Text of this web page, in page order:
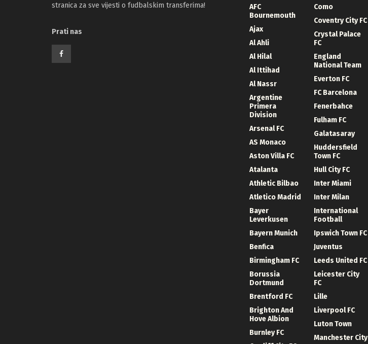
stranica za sve vijesti o fudbalskim transferima!
Prati nas
AFC
Bournemouth
Ajax
Al Ahli
Al Hilal
Al Ittihad
Al Nassr
Argentine
Primera
Division
Arsenal FC
AS Monaco
Aston Villa FC
Atalanta
Athletic Bilbao
Atletico Madrid
Bayer
Leverkusen
Bayern Munich
Benfica
Birmingham FC
Borussia
Dortmund
Brentford FC
Brighton And
Hove Albion
Burnley FC
Como
Coventry City FC
Crystal Palace
FC
England
National Team
Everton FC
FC Barcelona
Fenerbahce
Fulham FC
Galatasaray
Huddersfield
Town FC
Hull City FC
Inter Miami
Inter Milan
International
Football
Ipswich Town FC
Juventus
Leeds United FC
Leicester City
FC
Lille
Liverpool FC
Luton Town
Manchester City